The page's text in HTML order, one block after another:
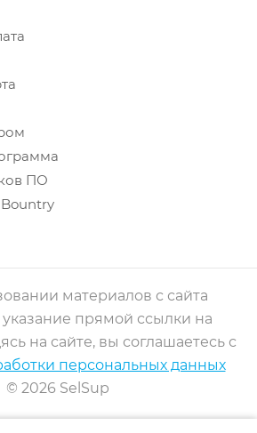
ПО
материалов с сайта
указание прямой ссылки на
на сайте, вы соглашаетесь с
персональных данных
© 2026 SelSup